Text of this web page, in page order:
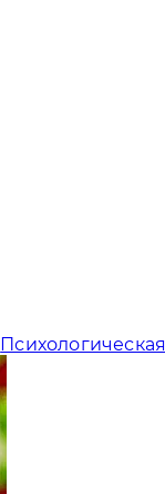
Психологическая